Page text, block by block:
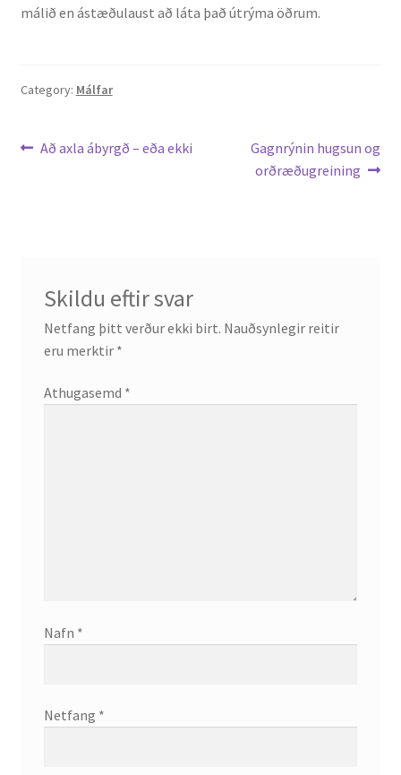
Administration
CV
málið en ástæðulaust að láta það útrýma öðrum.
Category: Málfar
Leiðarkerfi
Previous
Að axla ábyrgð – eða ekki
Next
post:
Gagnrýnin hugsun og
orðræðugreining
Skildu eftir svar
Netfang þitt verður ekki birt. Nauðsynlegir reitir
eru merktir *
Athugasemd *
Nafn *
Netfang *